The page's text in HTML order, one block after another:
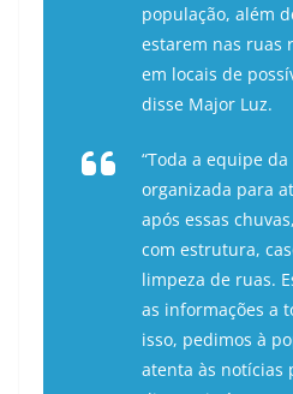
população, além
estarem nas ruas
em locais de
disse Major Luz.
“Toda a equipe
organizada para
após essas
com estrutura,
limpeza de ruas.
as informações a
isso, pedimos à
atenta às notícias